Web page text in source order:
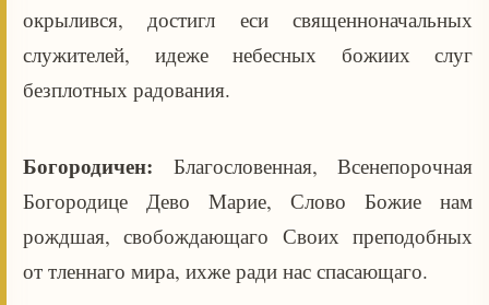
окрылився, достигл еси священноначальных
служителей, идеже небесных божиих слуг
безплотных радования.
Богородичен: Благословенная, Всенепорочная
Богородице Дево Марие, Слово Божие нам
рождшая, свобождающаго Своих преподобных
от тленнаго мира, ихже ради нас спасающаго.